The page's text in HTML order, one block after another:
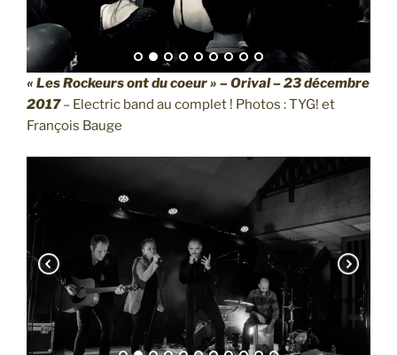
« Les Rockeurs ont du coeur » – Orival – 23 décembre
2017– Electric band au complet ! Photos : TYG! et
François Bauge